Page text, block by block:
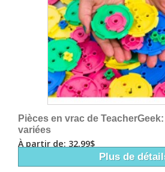
Pièces en vrac de
variées
À partir de: 32,99$
Plus de